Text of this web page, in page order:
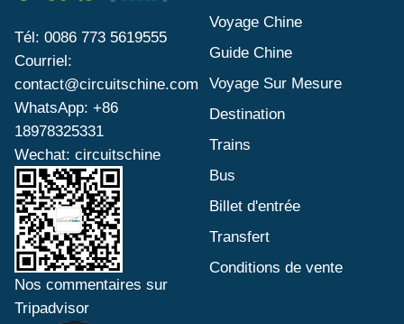
Tél: 0086 773 5619555
Courriel:
contact@circuitschine.com
WhatsApp: +86
18978325331
Wechat: circuitschine
Nos commentaires sur
Tripadvisor
Voyage Chine
Guide Chine
Voyage Sur Mesure
Destination
Trains
Bus
Billet d'entrée
Transfert
Conditions de vente